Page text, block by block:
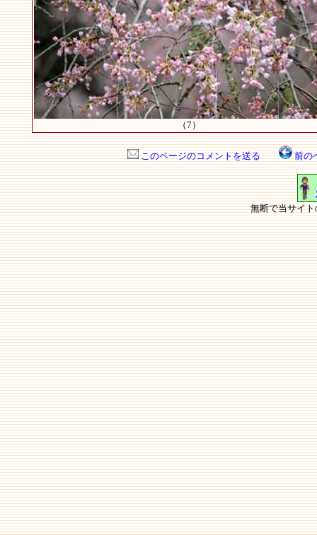
（7）
このページのコメントを送る 前の
無断で当サイ